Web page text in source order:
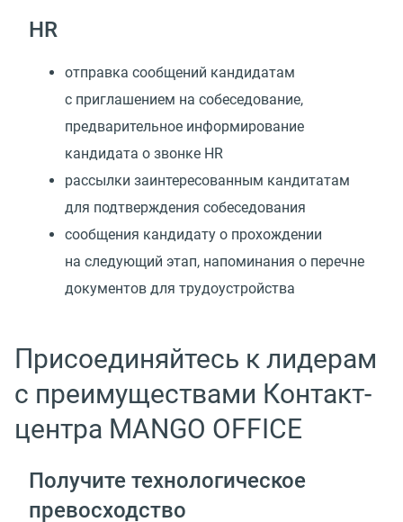
HR
отправка сообщений кандидатам
с приглашением на собеседование,
предварительное информирование
кандидата о звонке HR
рассылки заинтересованным кандитатам
для подтверждения собеседования
сообщения кандидату о прохождении
на следующий этап, напоминания о перечне
документов для трудоустройства
Присоединяйтесь к лидерам
с преимуществами Контакт-
центра MANGO OFFICE
Получите технологическое
превосходство